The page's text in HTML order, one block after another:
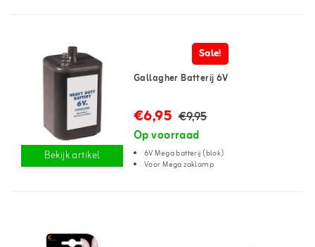
Bekijk artikel
Sale!
Gallagher Batterij 6V
€6,95 €9,95
Op voorraad
6V Mega batterij (blok)
Voor Mega zaklamp